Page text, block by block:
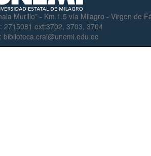
Murillo” - Km.1.5 vía Milagro - Virgen de
2715081 ext:3702, 3703, 3704
biblioteca.crai@unemi.edu.ec